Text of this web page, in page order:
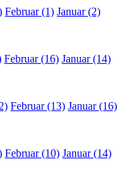
Februar (1) Januar (2)
Februar (16) Januar (14)
Februar (13) Januar (16)
Februar (10) Januar (14)